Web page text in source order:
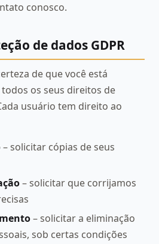
conosco.
de dados GDPR
de que você está
os seus direitos de
usuário tem direito ao
– solicitar cópias de seus
– solicitar que corrijamos
– solicitar a eliminação
sob certas condições